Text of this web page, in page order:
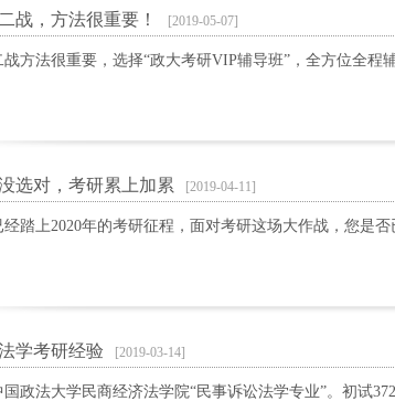
剂专硕，专硕不能调剂学硕
战，方法很重要！ [2019-05-07]
方法很重要，选择“政大考研VIP辅导班”，全方位全程
选对，考研累上加累 [2019-04-11]
踏上2020年的考研征程，面对考研这场大作战，您是否
学考研经验 [2019-03-14]
政法大学民商经济法学院“民事诉讼法学专业”。初试